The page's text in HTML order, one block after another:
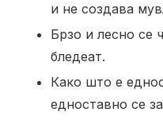
и не создава
Брзо и лесно се
бледеат.
Како што е
едноставно се